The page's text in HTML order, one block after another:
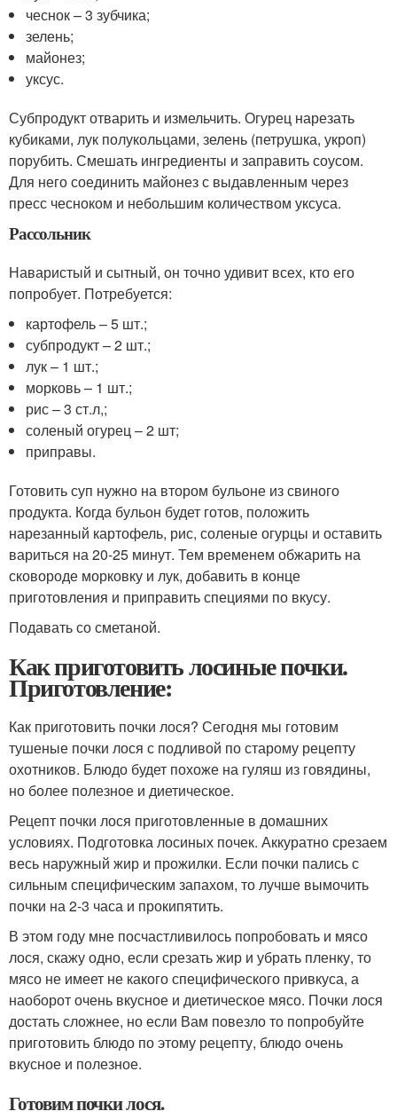
чеснок – 3 зубчика;
зелень;
майонез;
уксус.
Субпродукт отварить и измельчить. Огурец нарезать
кубиками, лук полукольцами, зелень (петрушка, укроп)
порубить. Смешать ингредиенты и заправить соусом.
Для него соединить майонез с выдавленным через
пресс чесноком и небольшим количеством уксуса.
Рассольник
Наваристый и сытный, он точно удивит всех, кто его
попробует. Потребуется:
картофель – 5 шт.;
субпродукт – 2 шт.;
лук – 1 шт.;
морковь – 1 шт.;
рис – 3 ст.л,;
соленый огурец – 2 шт;
приправы.
Готовить суп нужно на втором бульоне из свиного
продукта. Когда бульон будет готов, положить
нарезанный картофель, рис, соленые огурцы и оставить
вариться на 20-25 минут. Тем временем обжарить на
сковороде морковку и лук, добавить в конце
приготовления и приправить специями по вкусу.
Подавать со сметаной.
Как приготовить лосиные почки.
Приготовление:
Как приготовить почки лося? Сегодня мы готовим
тушеные почки лося с подливой по старому рецепту
охотников. Блюдо будет похоже на гуляш из говядины,
но более полезное и диетическое.
Рецепт почки лося приготовленные в домашних
условиях. Подготовка лосиных почек. Аккуратно срезаем
весь наружный жир и прожилки. Если почки пались с
сильным специфическим запахом, то лучше вымочить
почки на 2-3 часа и прокипятить.
В этом году мне посчастливилось попробовать и мясо
лося, скажу одно, если срезать жир и убрать пленку, то
мясо не имеет не какого специфического привкуса, а
наоборот очень вкусное и диетическое мясо. Почки лося
достать сложнее, но если Вам повезло то попробуйте
приготовить блюдо по этому рецепту, блюдо очень
вкусное и полезное.
Готовим почки лося.